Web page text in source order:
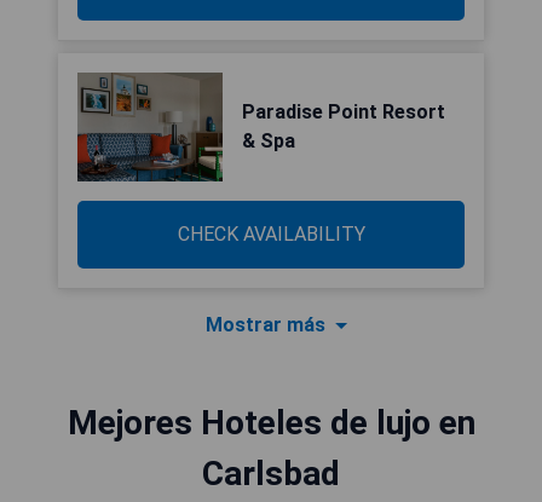
Paradise Point Resort
& Spa
CHECK AVAILABILITY
Mostrar más
Mejores Hoteles de lujo en
Carlsbad